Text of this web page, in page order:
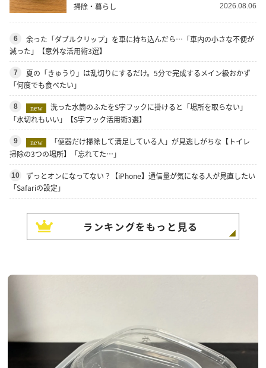
掃除・暮らし 2026.08.06
6
余った「ダブルクリップ」を車に持ち込んだら…「車内の小さな不便が
減った」【意外な活用術3選】
7
夏の「きゅうり」は乱切りにするだけ。5分で完成するメイン級おかず
「何度でも食べたい」
8 new
洗った水筒のふたをS字フックに掛けると「場所を取らない」
「水切れもいい」【S字フック活用術3選】
9 new
「便器だけ掃除して満足している人」が見逃しがちな【トイレ
掃除の3つの場所】「忘れてた…」
10
ずっとオンになってない？【iPhone】通信量が気になる人が見直したい
「Safariの設定」
ランキングをもっと見る